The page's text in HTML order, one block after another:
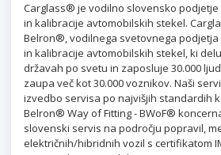
Carglass® je vodilno slovensko
in kalibracije avtomobilskih stekel.
Belron®, vodilnega svetovnega
in kalibracije avtomobilskih stekel, ki
državah po svetu in zaposluje 30.000
zaupa več kot 30.000 voznikov. Naši
izvedbo servisa po najvišjih standardih
Belron® Way of Fitting - BWoF®
slovenski servis na področju popravil,
električnih/hibridnih vozil s certifikatom